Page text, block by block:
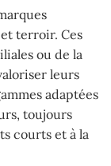
terroir. Ces
ou de la
leurs
adaptées
toujours
courts et à la